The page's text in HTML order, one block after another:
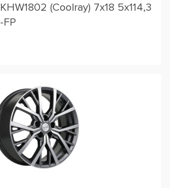
(Coolray) 7x18 5x114,3
FP